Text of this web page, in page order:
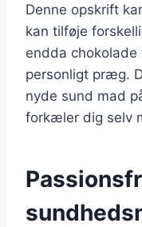
Denne opskrift
kan tilføje
endda
personligt præg.
nyde sund mad
forkæler dig selv